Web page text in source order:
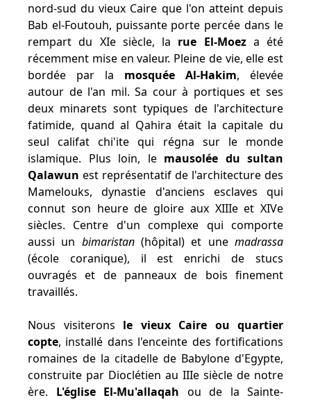
nord-sud du vieux Caire que l'on atteint depuis
Bab el-Foutouh, puissante porte percée dans le
rempart du XIe siècle, la rue El-Moeza été
récemment mise en valeur. Pleine de vie, elle est
bordée par la mosquée Al-Hakim, élevée
autour de l'an mil. Sa cour à portiques et ses
deux minarets sont typiques de l'architecture
fatimide, quand al Qahira était la capitale du
seul califat chi'ite qui régna sur le monde
islamique. Plus loin, le mausolée du sultan
Qalawun est représentatif de l'architecture des
Mamelouks, dynastie d'anciens esclaves qui
connut son heure de gloire aux XIIIe et XIVe
siècles. Centre d'un complexe qui comporte
aussi un bimaristan(hôpital) et unemadrassa
(école coranique), il est enrichi de stucs
ouvragés et de panneaux de bois finement
travaillés.
Nous visiterons le vieux Caire ou quartier
copte, installé dans l'enceinte des fortifications
romaines de la citadelle de Babylone d'Egypte,
construite par Dioclétien au IIIe siècle de notre
ère. L'église El-Mu'allaqah ou de la Sainte-